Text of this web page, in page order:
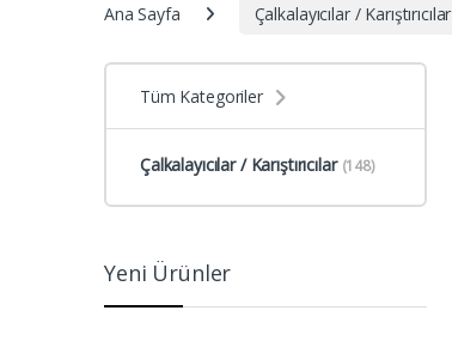
Ana Sayfa Çalkalayıcılar / Karıştırıcılar
Tüm Kategoriler
Çalkalayıcılar / Karıştırıcılar (148)
Yeni Ürünler